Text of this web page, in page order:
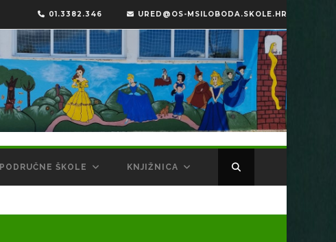
01.3382.346 URED@OS-MSILOBODA.SKOLE.HR
PODRUČNE ŠKOLE KNJIŽNICA